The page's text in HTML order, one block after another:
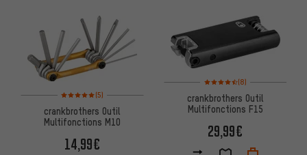
Note moyenne : 5 sur 5 d'après 5 avis
(5)
crankbrothers Outil
Multifonctions M10
14,99€
Note moyenne : 4,5 sur 5
(8)
crankbrothers Outil
Multifonctions F15
29,99€